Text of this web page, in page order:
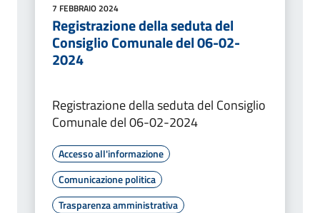
7 FEBBRAIO 2024
Registrazione della seduta del
Consiglio Comunale del 06-02-
2024
Registrazione della seduta del Consiglio
Comunale del 06-02-2024
Accesso all'informazione
Comunicazione politica
Trasparenza amministrativa